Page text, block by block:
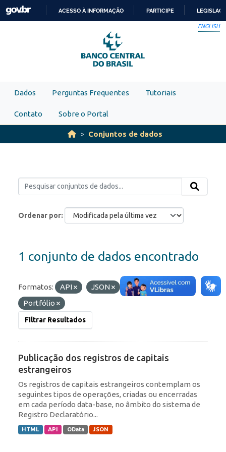
Skip to main content
PARA
O
CONTEÚDO
ACESSO À INFORMAÇÃO PARTICIPE
ENGLISH
Dados Perguntas Frequentes Tutoriais
Contato Sobre o Portal
Conjuntos de dados
Ordenar por
1 conjunto de dados encontrado
Formatos: API JSON
Etiquetas:
Portfólio
Filtrar Resultados
Publicação dos registros de capitais
estrangeiros
Os registros de capitais estrangeiros contemplam os
seguintes tipos de operações, criadas ou encerradas
em cada período data-base, no âmbito do sistema de
Registro Declaratório...
HTML API OData JSON